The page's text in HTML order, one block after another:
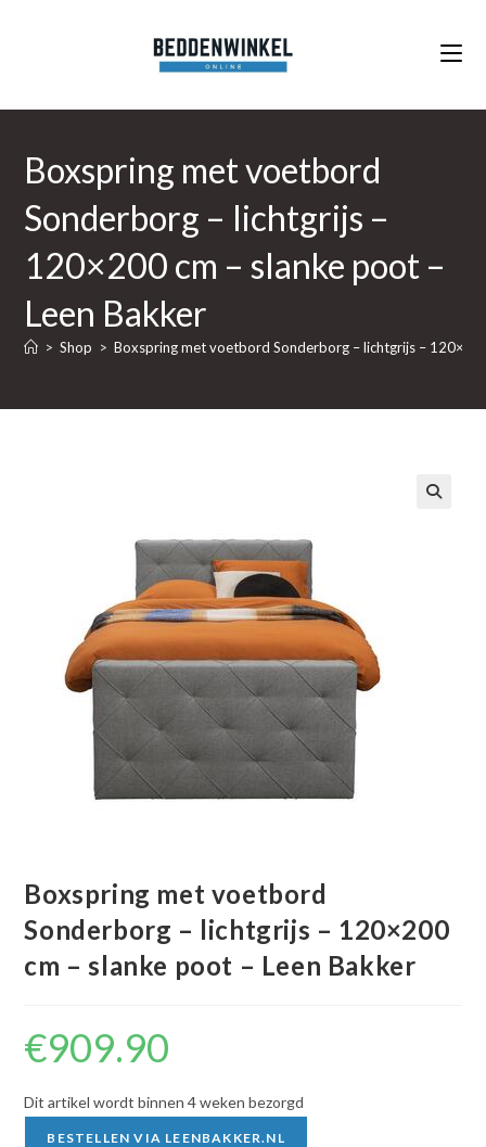
Boxspring met voetbord
Sonderborg – lichtgrijs –
120×200 cm – slanke poot –
Leen Bakker
> Shop > Boxspring met voetbord Sonderborg – lichtgrijs –
Boxspring met voetbord
Sonderborg – lichtgrijs – 120×200
cm – slanke poot – Leen Bakker
€909.90
Dit artikel wordt binnen 4 weken bezorgd
BESTELLEN VIA LEENBAKKER.NL